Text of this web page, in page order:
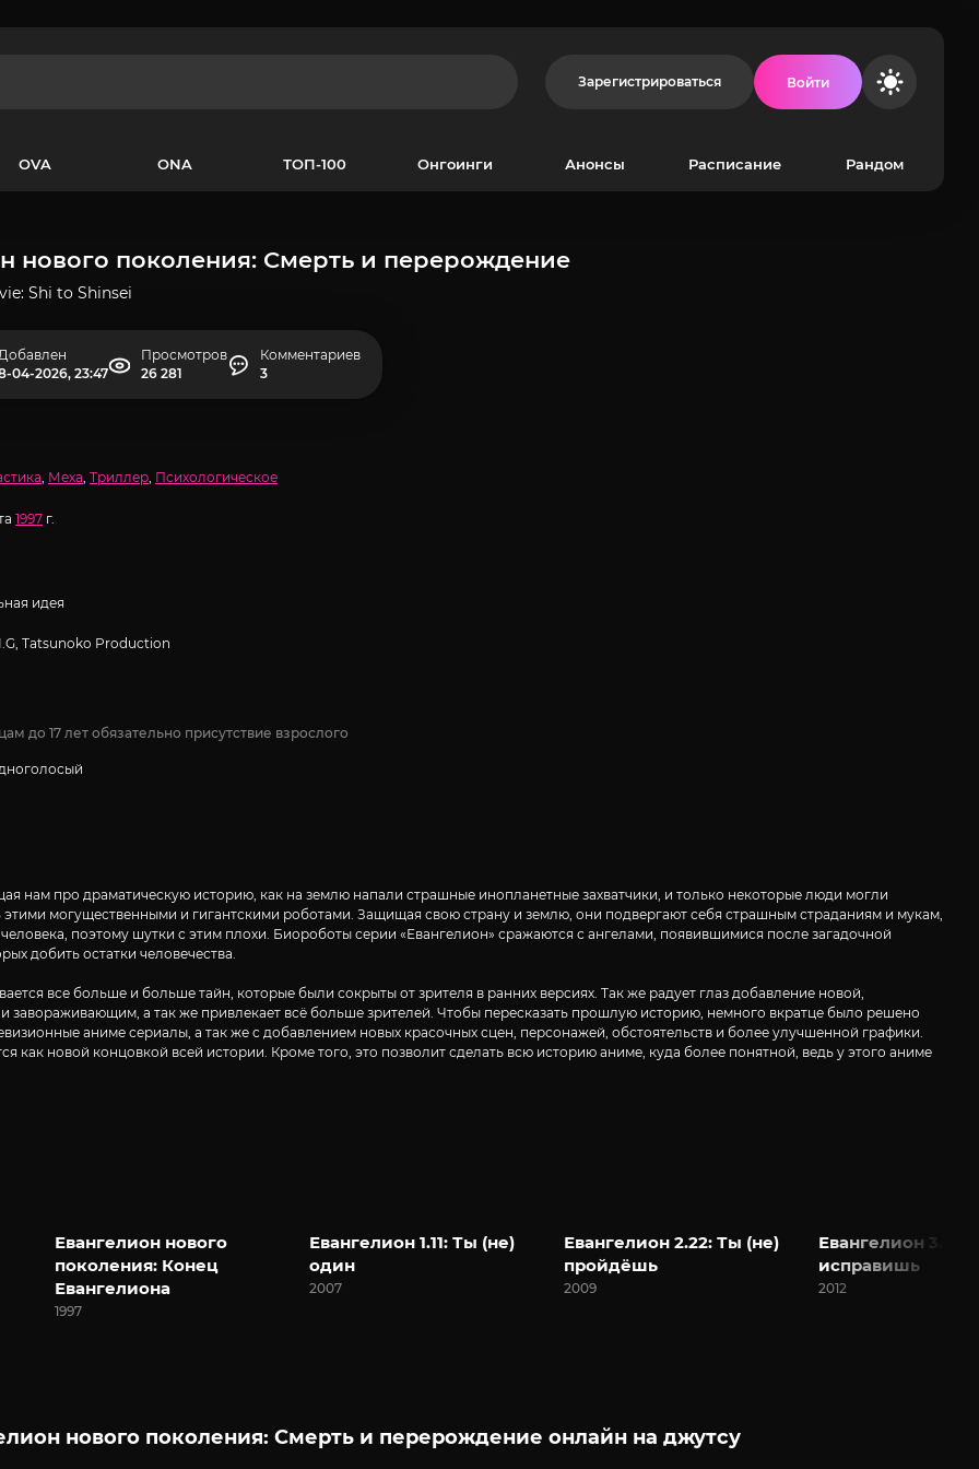
Зарегистрироваться Войти
OVA ONA ТОП-100 Онгоинги Анонсы Расписание Рандом
нового поколения: Смерть и перерождение
Shi to Shinsei
04-2026, 23:47
Просмотров
26 281
Комментариев
3
, Меха, Триллер, Психологическое
1997 г.
идея
Tatsunoko Production
до 17 лет обязательно присутствие взрослого
нам про драматическую историю, как на землю напали страшные инопланетные захватчики, и только некоторые люди могли
могущественными и гигантскими роботами. Защищая свою страну и землю, они подвергают себя страшным страданиям и мукам,
поэтому шутки с этим плохи. Биороботы серии «Евангелион» сражаются с ангелами, появившимися после загадочной
добить остатки человечества.
все больше и больше тайн, которые были сокрыты от зрителя в ранних версиях. Так же радует глаз добавление новой,
завораживающим, а так же привлекает всё больше зрителей. Чтобы пересказать прошлую историю, немного вкратце было решено
аниме сериалы, а так же с добавлением новых красочных сцен, персонажей, обстоятельств и более улучшенной графики.
как новой концовкой всей истории. Кроме того, это позволит сделать всю историю аниме, куда более понятной, ведь у этого аниме
Евангелион нового
поколения: Конец
Евангелиона
1997
Евангелион 1.11: Ты (не)
один
2007
Евангелион 2.22: Ты (не)
пройдёшь
2009
Евангелион 3.33:
исправишь
2012
нового поколения: Смерть и перерождение онлайн на джутсу